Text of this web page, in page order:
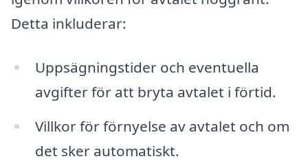
Detta inkluderar:
Uppsägningstider och eventuella
avgifter för att bryta avtalet i förtid.
Villkor för förnyelse av avtalet och om
det sker automatiskt.